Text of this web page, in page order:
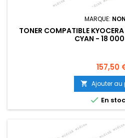
MARQUE:
TONER COMPATIBLE
CYAN - 18 000
Prix
157,50
 Ajouter au
 En